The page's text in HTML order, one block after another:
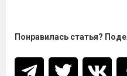
Понравилась статья?